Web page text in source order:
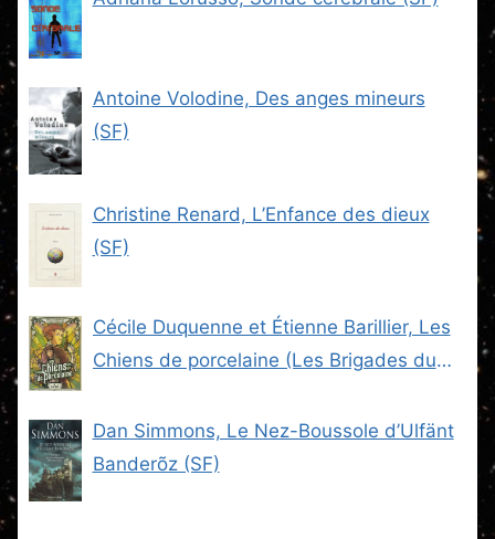
Antoine Volodine, Des anges mineurs
(SF)
Christine Renard, L’Enfance des dieux
(SF)
Cécile Duquenne et Étienne Barillier, Les
Chiens de porcelaine (Les Brigades du
Dan Simmons, Le Nez-Boussole d’Ulfänt
Banderõz (SF)